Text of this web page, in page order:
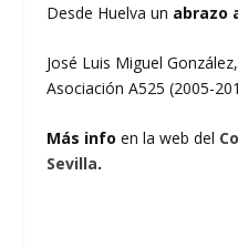
Desde Huelva un abrazo
José Luis Miguel
Asociación A525 (2005-
Más info en la web del
Sevilla.